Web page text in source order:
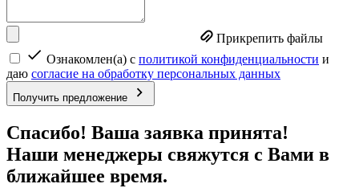
Прикрепить файлы
Ознакомлен(а) с политикой конфиденциальности и
даю согласие на обработку персональных данных
Получить предложение
Спасибо! Ваша заявка принята!
Наши менеджеры свяжутся с Вами в
ближайшее время.